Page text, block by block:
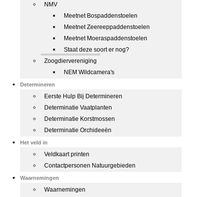
NMV
Meetnet Bospaddenstoelen
Meetnet Zeereeppaddenstoelen
Meetnet Moeraspaddenstoelen
Staat deze soort er nog?
Zoogdiervereniging
NEM Wildcamera's
Determineren
Eerste Hulp Bij Determineren
Determinatie Vaatplanten
Determinatie Korstmossen
Determinatie Orchideeën
Het veld in
Veldkaart printen
Contactpersonen Natuurgebieden
Waarnemingen
Waarnemingen